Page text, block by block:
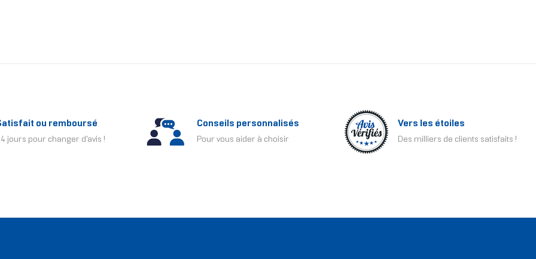
ou remboursé
jours pour changer d'avis !
Conseils personnalisés
Pour vous aider à choisir
Vers les étoiles
Des milliers de clients satisfaits !